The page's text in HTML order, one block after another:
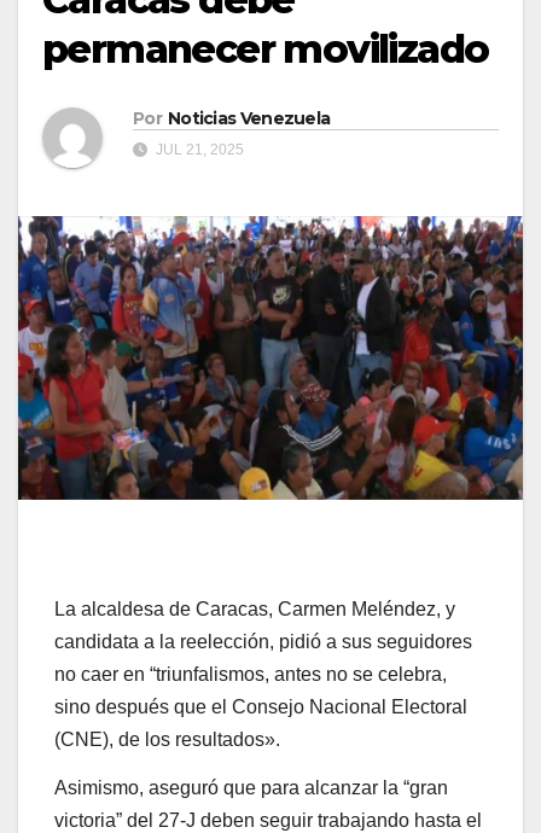
permanecer movilizado
Por Noticias Venezuela
JUL 21, 2025
La alcaldesa de Caracas, Carmen Meléndez, y
candidata a la reelección, pidió a sus seguidores
no caer en “triunfalismos, antes no se celebra,
sino después que el Consejo Nacional Electoral
(CNE), de los resultados».
Asimismo, aseguró que para alcanzar la “gran
victoria” del 27-J deben seguir trabajando hasta el